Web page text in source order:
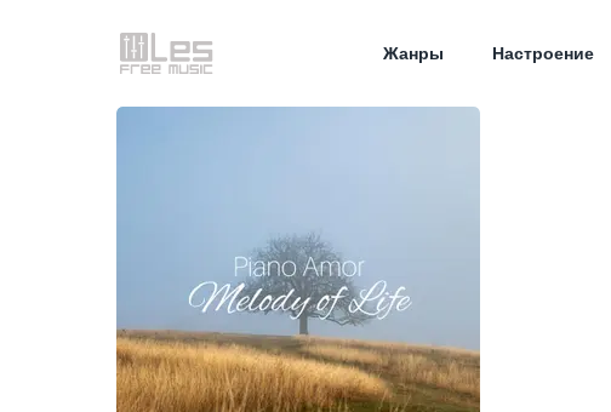
Жанры Настроение